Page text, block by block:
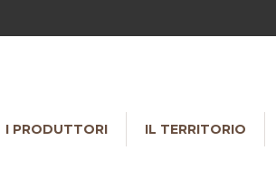
I PRODUTTORI IL TERRITORIO